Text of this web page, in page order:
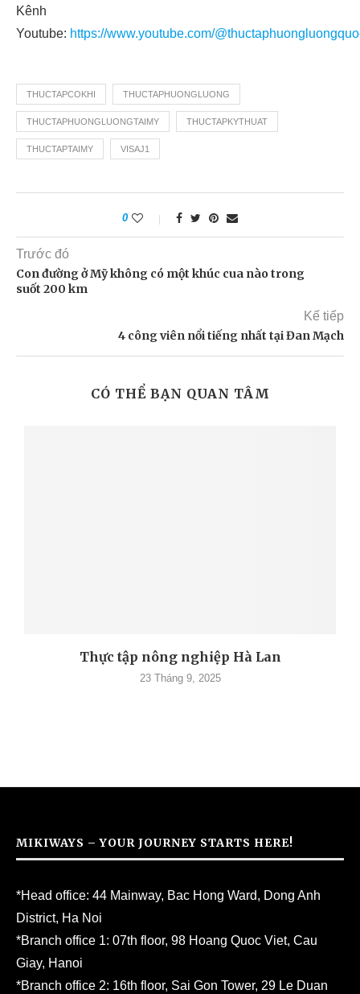
Kênh
Youtube: https://www.youtube.com/
THUCTAPCOKHI THUCTAPHUONGLUONG
THUCTAPHUONGLUONGTAIMY THUCTAPKYTHUAT
THUCTAPTAIMY VISAJ1
0
Trước đó
Con đường ở Mỹ không có một khúc cua nào trong
suốt 200 km
Kế tiếp
4 công viên nổi tiếng nhất tại Đan Mạch
CÓ THỂ BẠN QUAN TÂM
Thực tập nông nghiệp Hà Lan
23 Tháng 9, 2025
MIKIWAYS – YOUR JOURNEY STARTS HERE!
*Head office: 44 Mainway, Bac Hong Ward, Dong Anh
District, Ha Noi
*Branch office 1: 07th floor, 98 Hoang Quoc Viet, Cau
Giay, Hanoi
*Branch office 2: 16th floor, Sai Gon Tower, 29 Le Duan